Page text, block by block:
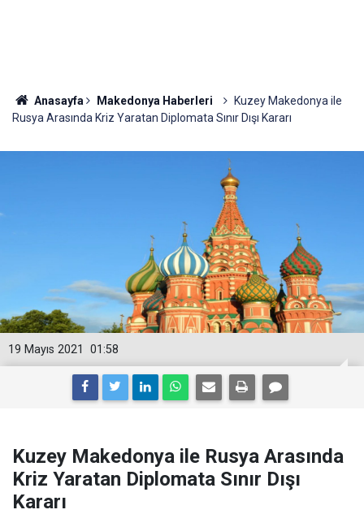
Anasayfa Makedonya Haberleri
Kuzey Makedonya ile
Rusya Arasında Kriz Yaratan Diplomata Sınır Dışı Kararı
01:58
19 Mayıs 2021
Kuzey Makedonya ile Rusya Arasında
Kriz Yaratan Diplomata Sınır Dışı
Kararı